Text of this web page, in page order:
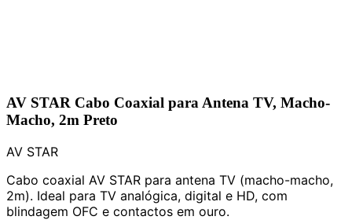
AV STAR Cabo Coaxial para Antena TV, Macho-
Macho, 2m Preto
AV STAR
Cabo coaxial AV STAR para antena TV (macho-macho,
2m). Ideal para TV analógica, digital e HD, com
blindagem OFC e contactos em ouro.